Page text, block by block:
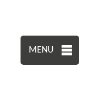
MENU